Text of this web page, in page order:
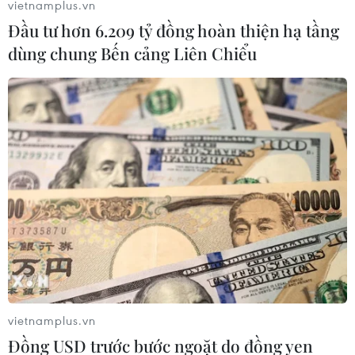
Chủ tịch Quốc hội kiêm Chủ tịch Hạ viện Thái Lan
tham quan Nhà Quốc hội
05/08/2026 09:37
Chủ tịch Quốc hội kiêm Chủ tịch Hạ viện Thái Lan
viếng Lăng Bác và tưởng niệm Anh hùng liệt sỹ
05/08/2026 09:20
vietnamplus.vn
Đầu tư hơn 6.209 tỷ đồng hoàn thiện hạ tầng
dùng chung Bến cảng Liên Chiểu
vietnamplus.vn
Đồng USD trước bước ngoặt do đồng yen